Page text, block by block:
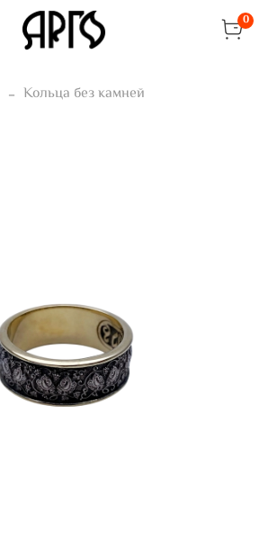
0
Кольца без камней